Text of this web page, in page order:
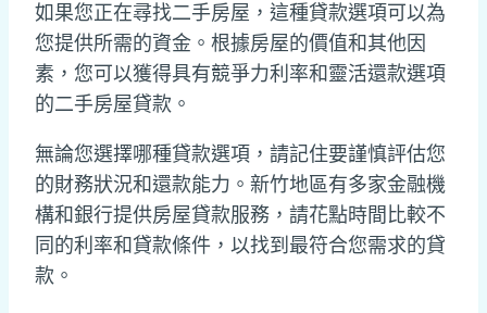
如果您正在尋找二手房屋，這種貸款選項可以為
您提供所需的資金。根據房屋的價值和其他因
素，您可以獲得具有競爭力利率和靈活還款選項
的二手房屋貸款。
無論您選擇哪種貸款選項，請記住要謹慎評估您
的財務狀況和還款能力。新竹地區有多家金融機
構和銀行提供房屋貸款服務，請花點時間比較不
同的利率和貸款條件，以找到最符合您需求的貸
款。